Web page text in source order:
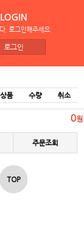
LOGIN
. 로그인해주세요.
로그인
상품 수량 취소
0원
주문조회
TOP